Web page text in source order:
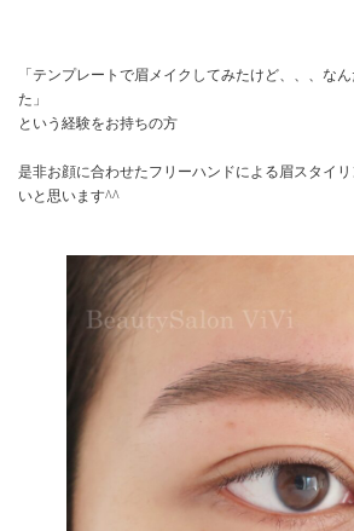
「テンプレートで眉メイクしてみたけど、、、な
た」
という経験をお持ちの方
是非お顔に合わせたフリーハンドによる眉スタイ
いと思います^^